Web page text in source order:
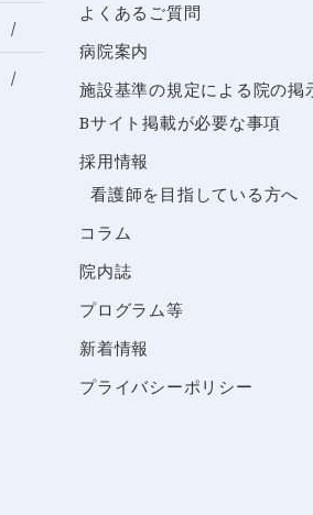
/
/
よくあるご質問
病院案内
施設基準の規定による院の掲
Bサイト掲載が必要な事項
採用情報
看護師を目指している方へ
コラム
院内誌
プログラム等
新着情報
プライバシーポリシー